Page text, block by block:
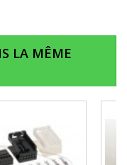
LA MÊME